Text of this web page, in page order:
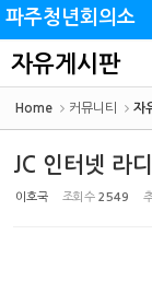
파주청년회의소
자유게시판
Home 커뮤니티 자
JC 인터넷 라
이호국 조회 수 2549